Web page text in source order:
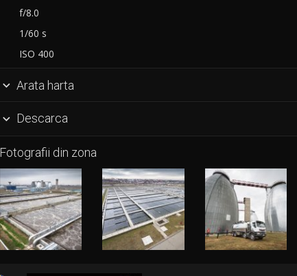
f/8.0
1/60 s
ISO 400
 Arata harta
 Descarca
Fotografii din zona